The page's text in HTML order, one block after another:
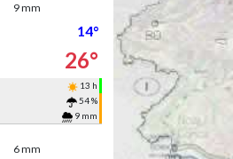
9 mm
14°
26°
13 h
54 %
9 mm
6 mm